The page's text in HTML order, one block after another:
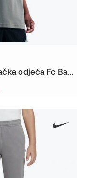
Majica Ženska navijačka odjeća Fc Barcelone 2025. – 2026